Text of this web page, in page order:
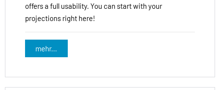
offers a full usability. You can start with your
projections right here!
mehr...